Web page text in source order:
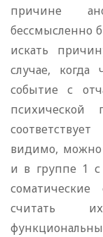
причине
бессмысленно
искать
случае, когда
событие с
психической
видимо, можно
и в группе 1
считать